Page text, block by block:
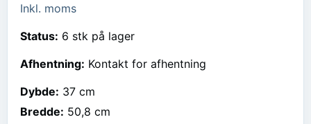
Inkl. moms
Status: 6 stk på lager
Afhentning: Kontakt for afhentning
Dybde: 37 cm
Bredde: 50,8 cm